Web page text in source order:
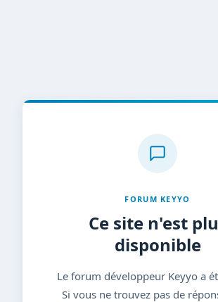
FORUM KEYYO
Ce site n'est
disponible
Le forum développeur Keyyo a
Si vous ne trouvez pas de